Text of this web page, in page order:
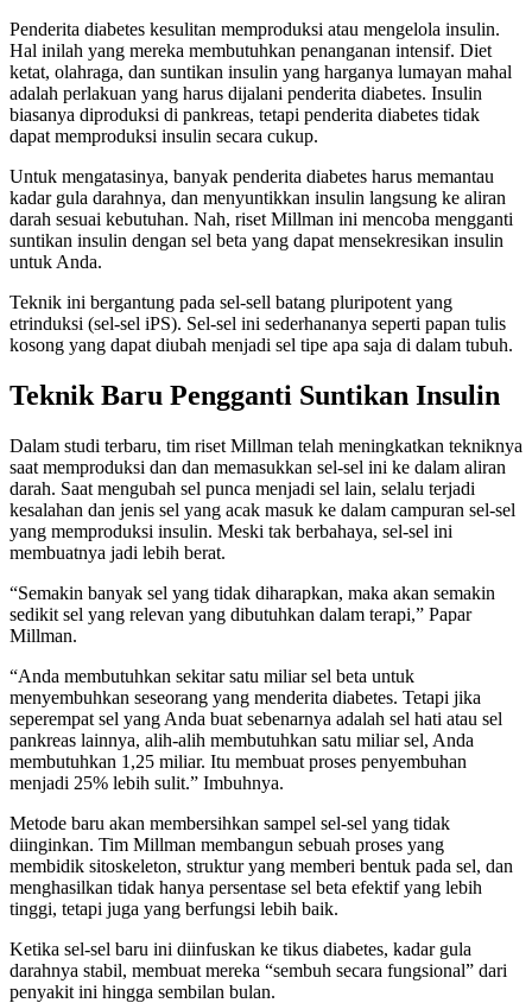
Penderita diabetes kesulitan memproduksi atau mengelola insulin.
Hal inilah yang mereka membutuhkan penanganan intensif. Diet
ketat, olahraga, dan suntikan insulin yang harganya lumayan mahal
adalah perlakuan yang harus dijalani penderita diabetes. Insulin
biasanya diproduksi di pankreas, tetapi penderita diabetes tidak
dapat memproduksi insulin secara cukup.
Untuk mengatasinya, banyak penderita diabetes harus memantau
kadar gula darahnya, dan menyuntikkan insulin langsung ke aliran
darah sesuai kebutuhan. Nah, riset Millman ini mencoba mengganti
suntikan insulin dengan sel beta yang dapat mensekresikan insulin
untuk Anda.
Teknik ini bergantung pada sel-sell batang pluripotent yang
etrinduksi (sel-sel iPS). Sel-sel ini sederhananya seperti papan tulis
kosong yang dapat diubah menjadi sel tipe apa saja di dalam tubuh.
Teknik Baru Pengganti Suntikan Insulin
Dalam studi terbaru, tim riset Millman telah meningkatkan tekniknya
saat memproduksi dan dan memasukkan sel-sel ini ke dalam aliran
darah. Saat mengubah sel punca menjadi sel lain, selalu terjadi
kesalahan dan jenis sel yang acak masuk ke dalam campuran sel-sel
yang memproduksi insulin. Meski tak berbahaya, sel-sel ini
membuatnya jadi lebih berat.
“Semakin banyak sel yang tidak diharapkan, maka akan semakin
sedikit sel yang relevan yang dibutuhkan dalam terapi,” Papar
Millman.
“Anda membutuhkan sekitar satu miliar sel beta untuk
menyembuhkan seseorang yang menderita diabetes. Tetapi jika
seperempat sel yang Anda buat sebenarnya adalah sel hati atau sel
pankreas lainnya, alih-alih membutuhkan satu miliar sel, Anda
membutuhkan 1,25 miliar. Itu membuat proses penyembuhan
menjadi 25% lebih sulit.” Imbuhnya.
Metode baru akan membersihkan sampel sel-sel yang tidak
diinginkan. Tim Millman membangun sebuah proses yang
membidik sitoskeleton, struktur yang memberi bentuk pada sel, dan
menghasilkan tidak hanya persentase sel beta efektif yang lebih
tinggi, tetapi juga yang berfungsi lebih baik.
Ketika sel-sel baru ini diinfuskan ke tikus diabetes, kadar gula
darahnya stabil, membuat mereka “sembuh secara fungsional” dari
penyakit ini hingga sembilan bulan.